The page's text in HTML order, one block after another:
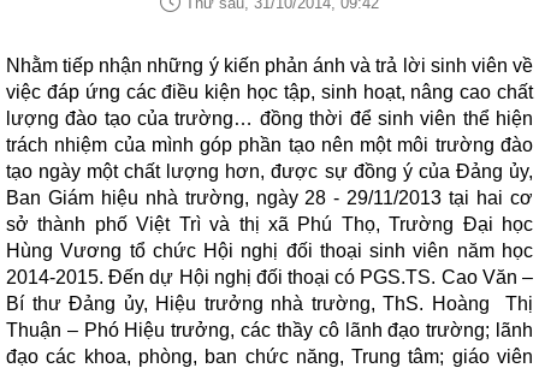
Nhằm tiếp nhận những ý kiến phản ánh và trả lời sinh viên về
việc đáp ứng các điều kiện học tập, sinh hoạt, nâng cao chất
lượng đào tạo của trường… đồng thời để sinh viên thể hiện
trách nhiệm của mình góp phần tạo nên một môi trường đào
tạo ngày một chất lượng hơn, được sự đồng ý của Đảng ủy,
Ban Giám hiệu nhà trường, ngày 28 - 29/11/2013 tại hai cơ
sở thành phố Việt Trì và thị xã Phú Thọ, Trường Đại học
Hùng Vương tổ chức Hội nghị đối thoại sinh viên năm học
2014-2015. Đến dự Hội nghị đối thoại có PGS.TS. Cao Văn –
Bí thư Đảng ủy, Hiệu trưởng nhà trường, ThS. Hoàng Thị
Thuận – Phó Hiệu trưởng, các thầy cô lãnh đạo trường; lãnh
đạo các khoa, phòng, ban chức năng, Trung tâm; giáo viên